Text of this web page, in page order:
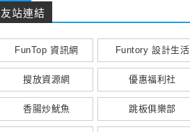
友站連結
FunTop 資訊網 Funtory 設計生活
搜放資源網 優惠福利社
香腸炒魷魚 跳板俱樂部